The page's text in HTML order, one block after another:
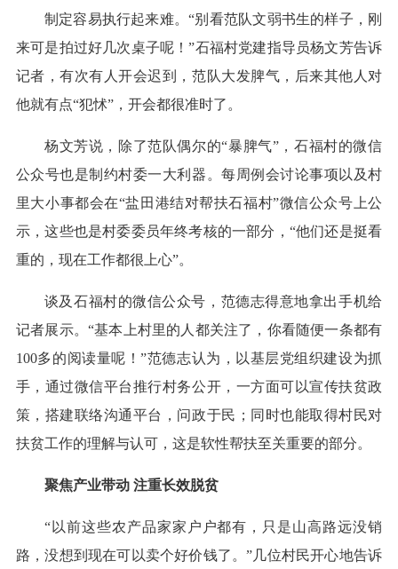
制定容易执行起来难。“别看范队文弱书生的样子，刚
来可是拍过好几次桌子呢！”石福村党建指导员杨文芳告诉
记者，有次有人开会迟到，范队大发脾气，后来其他人对
他就有点“犯怵”，开会都很准时了。
杨文芳说，除了范队偶尔的“暴脾气”，石福村的微信
公众号也是制约村委一大利器。每周例会讨论事项以及村
里大小事都会在“盐田港结对帮扶石福村”微信公众号上公
示，这些也是村委委员年终考核的一部分，“他们还是挺看
重的，现在工作都很上心”。
谈及石福村的微信公众号，范德志得意地拿出手机给
记者展示。“基本上村里的人都关注了，你看随便一条都有
100多的阅读量呢！”范德志认为，以基层党组织建设为抓
手，通过微信平台推行村务公开，一方面可以宣传扶贫政
策，搭建联络沟通平台，问政于民；同时也能取得村民对
扶贫工作的理解与认可，这是软性帮扶至关重要的部分。
聚焦产业带动 注重长效脱贫
“以前这些农产品家家户户都有，只是山高路远没销
路，没想到现在可以卖个好价钱了。”几位村民开心地告诉